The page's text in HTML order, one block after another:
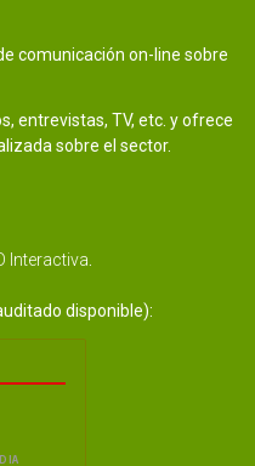
comunicación on-line sobre
entrevistas, TV, etc. y ofrece
sobre el sector.
Interactiva
disponible):